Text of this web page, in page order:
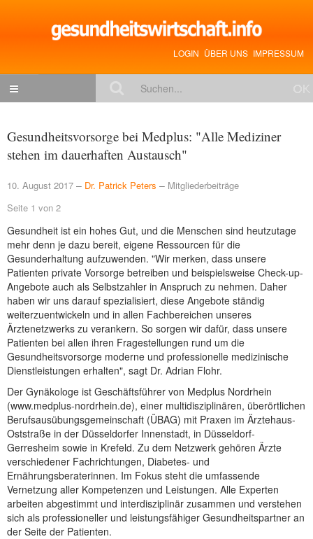
LOGIN ÜBER UNS IMPRESSUM
Gesundheitspolitik
Gesundheit
Jobs & Karriere
Mitglieder-Beiträge
NEUER BEITRAG
Gesundheitsvorsorge bei Medplus: "Alle Mediziner
stehen im dauerhaften Austausch"
10. August 2017 Dr. Patrick Peters
Mitgliederbeiträge
Seite 1 von 2
Gesundheit ist ein hohes Gut, und die Menschen sind heutzutage
mehr denn je dazu bereit, eigene Ressourcen für die
Gesunderhaltung aufzuwenden. "Wir merken, dass unsere
Patienten private Vorsorge betreiben und beispielsweise Check-up-
Angebote auch als Selbstzahler in Anspruch zu nehmen. Daher
haben wir uns darauf spezialisiert, diese Angebote ständig
weiterzuentwickeln und in allen Fachbereichen unseres
Ärztenetzwerks zu verankern. So sorgen wir dafür, dass unsere
Patienten bei allen ihren Fragestellungen rund um die
Gesundheitsvorsorge moderne und professionelle medizinische
Dienstleistungen erhalten", sagt Dr. Adrian Flohr.
Der Gynäkologe ist Geschäftsführer von Medplus Nordrhein
(www.medplus-nordrhein.de), einer multidisziplinären, überörtlichen
Berufsausübungsgemeinschaft (ÜBAG) mit Praxen im Ärztehaus-
Oststraße in der Düsseldorfer Innenstadt, in Düsseldorf-
Gerresheim sowie in Krefeld. Zu dem Netzwerk gehören Ärzte
verschiedener Fachrichtungen, Diabetes- und
Ernährungsberaterinnen. Im Fokus steht die umfassende
Vernetzung aller Kompetenzen und Leistungen. Alle Experten
arbeiten abgestimmt und interdisziplinär zusammen und verstehen
sich als professioneller und leistungsfähiger Gesundheitspartner an
der Seite der Patienten.